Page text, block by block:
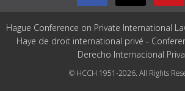
Hague Conference on Private International
Haye de droit international privé -
Derecho Internacional
© HCCH 1951-2026. All Rights